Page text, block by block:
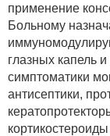
применение
Больному
глазных капель
симптоматики
антисептики,